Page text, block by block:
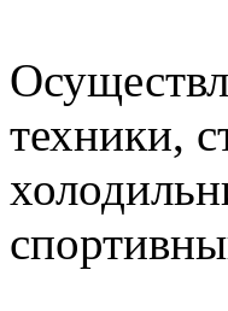
техники,